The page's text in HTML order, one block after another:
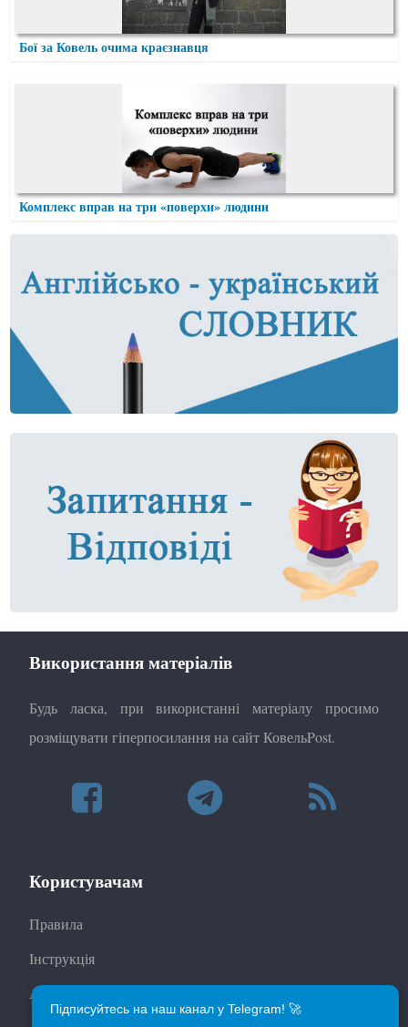
Бої за Ковель очима краєзнавця
Комплекс вправ на три «поверхи» людини
Використання матеріалів
Будь ласка, при використанні матеріалу просимо
розміщувати гіперпосилання на сайт КовельPost.
Користувачам
Правила
Інструкція
Автори
Підписуйтесь на наш канал у Telegram! 🚀